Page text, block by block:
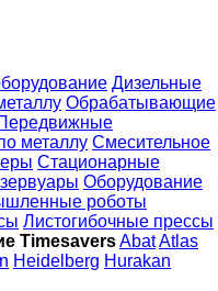
Дизельные
Обрабатывающие
металлу Смесительное
Стационарные
Оборудование
роботы
Листогибочные прессы
TimesaversAbatAtlas
Heidelberg Hurakan